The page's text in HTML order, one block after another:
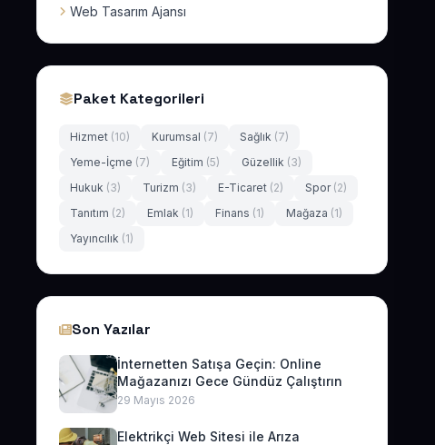
Web Tasarım Ajansı
Paket Kategorileri
Hizmet (10) Kurumsal (7) Sağlık (7)
Yeme-İçme (7) Eğitim (5) Güzellik (3)
Hukuk (3) Turizm (3) E-Ticaret (2) Spor (2)
Tanıtım (2) Emlak (1) Finans (1) Mağaza (1)
Yayıncılık (1)
Son Yazılar
İnternetten Satışa Geçin: Online
Mağazanızı Gece Gündüz Çalıştırın
29 Mayıs 2026
Elektrikçi Web Sitesi ile Arıza